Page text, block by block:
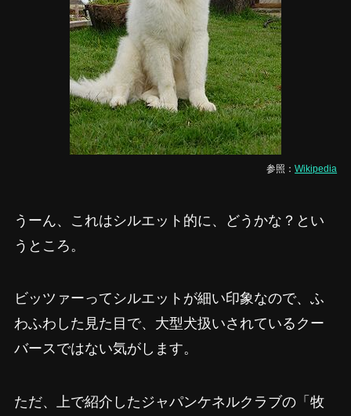
参照：Wikipedia
うーん、これはシルエット的に、どうかな？とい
うところ。
ビッツァーってシルエットが細い印象なので、ふ
わふわした見た目で、大型犬扱いされているクー
バースではない気がします。
ただ、上で紹介したジャパンケネルクラブの「牧